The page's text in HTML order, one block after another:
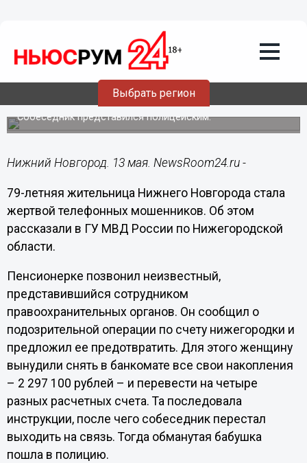
Выбрать регион
79-летняя пенсионерка лишилась 2,3
млн рублей из-за мошенников в
Нижнем Новгороде
Собеседник представился полицейским.
Нижний Новгород. 13 мая. NewsRoom24.ru -
79-летняя жительница Нижнего Новгорода стала
жертвой телефонных мошенников. Об этом
рассказали в ГУ МВД России по Нижегородской
области.
Пенсионерке позвонил неизвестный,
представившийся сотрудником
правоохранительных органов. Он сообщил о
подозрительной операции по счету нижегородки и
предложил ее предотвратить. Для этого женщину
вынудили снять в банкомате все свои накопления
– 2 297 100 рублей – и перевести на четыре
разных расчетных счета. Та последовала
инструкции, после чего собеседник перестал
выходить на связь. Тогда обманутая бабушка
пошла в полицию.